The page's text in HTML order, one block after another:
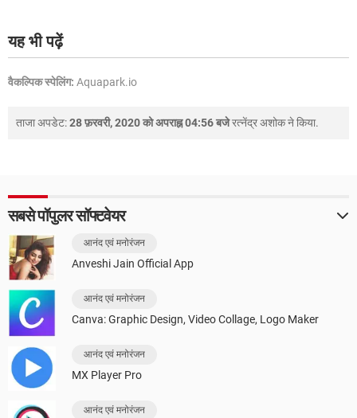
यह भी पढ़ें
वैकल्पिक स्पेलिंग: Aquapark.io
ताजा अपडेट:28 फ़रवरी, 2020 को अपराह्न 04:56 बजेरत्नेंद्र अशोकने किया.
सबसे पॉपुलर सॉफ्टवेयर
आनंद एवं मनोरंजन
Anveshi Jain Official App
आनंद एवं मनोरंजन
Canva: Graphic Design, Video Collage, Logo Maker
आनंद एवं मनोरंजन
MX Player Pro
आनंद एवं मनोरंजन